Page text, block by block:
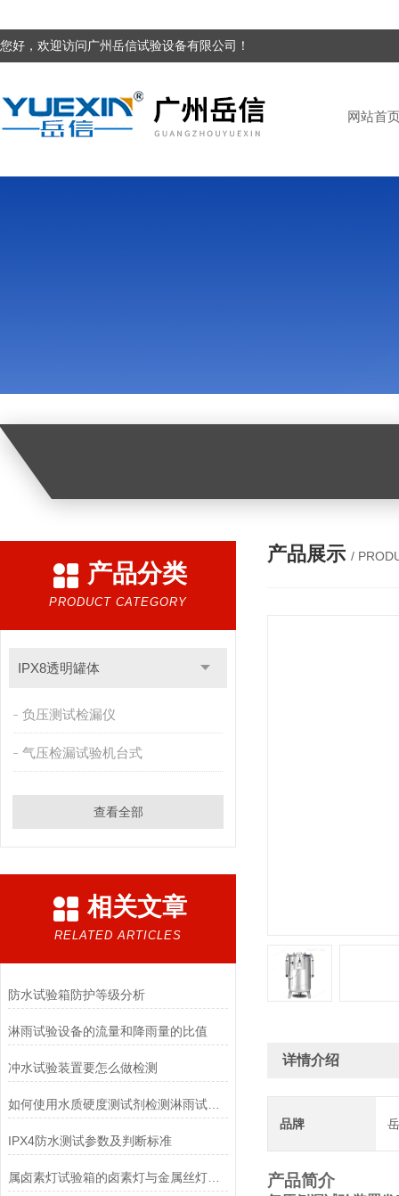
您好，欢迎访问广州岳信试验设备有限公司！
网站首
产品分类
PRODUCT CATEGORY
IPX8透明罐体
负压测试检漏仪
气压检漏试验机台式
查看全部
相关文章
RELATED ARTICLES
防水试验箱防护等级分析
淋雨试验设备的流量和降雨量的比值
冲水试验装置要怎么做检测
如何使用水质硬度测试剂检测淋雨试验箱的水质硬度?
IPX4防水测试参数及判断标准
属卤素灯试验箱的卤素灯与金属丝灯泡相比具有哪些优点
产品展示 /
详情介绍
品牌
产品简介